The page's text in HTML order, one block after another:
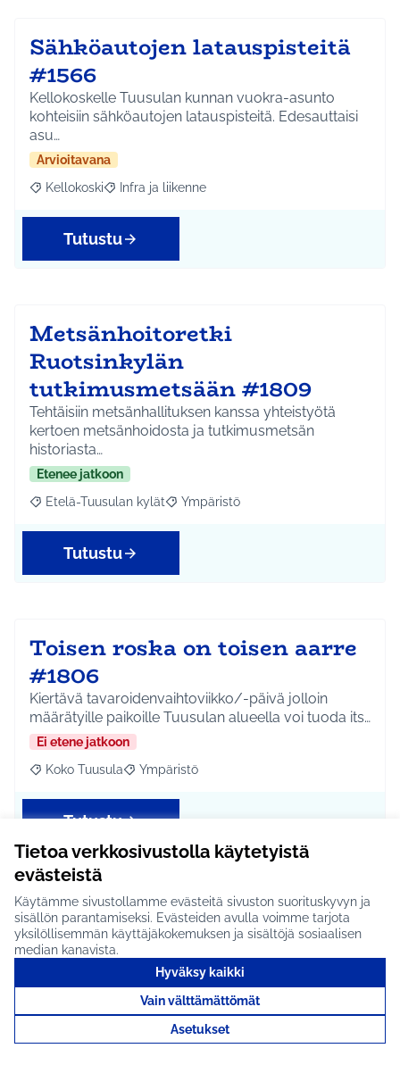
Tietoa verkkosivustolla käytetyistä
evästeistä
Käytämme sivustollamme evästeitä sivuston suorituskyvyn ja
sisällön parantamiseksi. Evästeiden avulla voimme tarjota
yksilöllisemmän käyttäjäkokemuksen ja sisältöjä sosiaalisen
median kanavista.
Hyväksy kaikki
Vain välttämättömät
Asetukset
Sähköautojen latauspisteitä
#1566
Kellokoskelle Tuusulan kunnan vuokra-asunto
kohteisiin sähköautojen latauspisteitä. Edesauttaisi
asu…
Arvioitavana
Rajaa tulokset aihepiirin mukaan: Kellokoski
Kellokoski Rajaa tulokset teeman mukaan: Infra ja liikenne
Infra ja liikenne
Tutustu
Metsänhoitoretki
Ruotsinkylän
tutkimusmetsään #1809
Tehtäisiin metsänhallituksen kanssa yhteistyötä
kertoen metsänhoidosta ja tutkimusmetsän
historiasta…
Etenee jatkoon
Rajaa tulokset aihepiirin mukaan: Etelä-Tuusulan kylät
Etelä-Tuusulan kylät Rajaa tulokset teeman mukaan:
Ympäristö
Tutustu
Toisen roska on toisen aarre
#1806
Kiertävä tavaroidenvaihtoviikko/-päivä jolloin
määrätyille paikoille Tuusulan alueella voi tuoda its…
Ei etene jatkoon
Rajaa tulokset aihepiirin mukaan: Koko Tuusula
Koko Tuusula Rajaa tulokset teeman mukaan: Ympäristö
Ympäristö
Tutustu
Naapuri apuun! #1793
Naapuriavun lailla kuntalaiset auttavat toisiaan
pihatalkoissa, kaupassa käymisessä tai esimerkiksi …
Rajaa tulokset aihepiirin mukaan: Koko Tuusula
Rajaa tulokset teeman mukaan: Hyvinvointi ja
Hyvinvointi ja yhteisöllisyys